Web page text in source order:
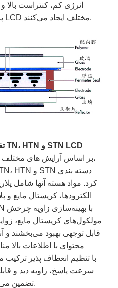
انرژی کم، کنتراست بالا
پایه‌ای محکم برای ماژول‌های LCD مختلف ایجاد می‌کنند.
II. تفاوت مواد در نمایشگرهای TN، HTN و STN LCD
کرد. مواد هسته آنها شامل
الکترودها، کریستال مایع و
مولکول‌های کریستال مایع،
قابل توجهی بهبود می‌بخشند و
محتوای با اطلاعات بالا
سرعت پاسخ، زاویه دید و
هر صفحه نمایش LCD تضمین می کنند.